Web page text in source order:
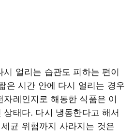
얼리는 습관도 피하는 편이
은 시간 안에 다시 얼리는 경우
레인지로 해동한 식품은 이
태다. 다시 냉동한다고 해서
균 위험까지 사라지는 것은